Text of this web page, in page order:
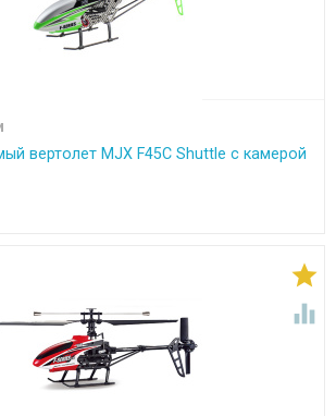
вертолет MJX F45C Shuttle с камерой

